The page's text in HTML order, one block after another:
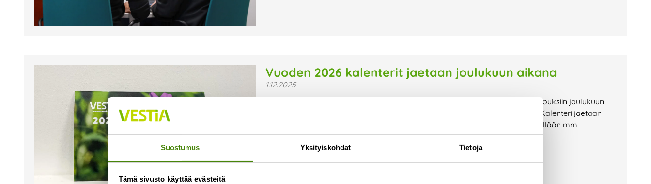
Suostumus Yksityiskohdat Tietoja
Tämä sivusto käyttää evästeitä
Vuoden 2026 kalenterit jaetaan joulukuun aikana
1.12.2025
Vestian vuoden 2026 vuosikalenterit jaetaan maksutta toimialueemme kotitalouksiin joulukuun
ensimmäisestä viikosta alkaen. Kaikki kalenterit on jaettu jouluun mennessä. Kalenteri jaetaan
kotitalouksiin, jotka eivät ole kieltäneet ilmaisjakelua. Kalenterimme pitää sisällään mm.
Lue lisää »